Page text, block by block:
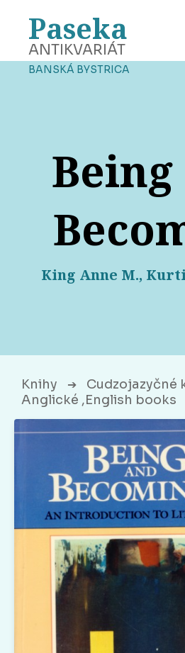
Paseka
ANTIKVARIÁT
BANSKÁ BYSTRICA
King Anne M.,
Knihy ➔ Cudzojazyčné
Anglické ,English books